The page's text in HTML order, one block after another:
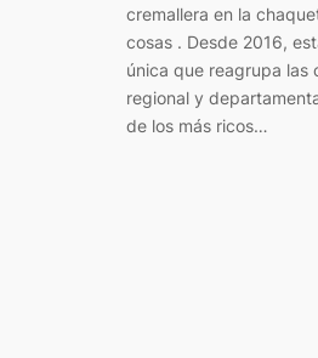
cremallera en la
cosas . Desde 2016,
única que reagrupa las
regional y
de los más ricos…